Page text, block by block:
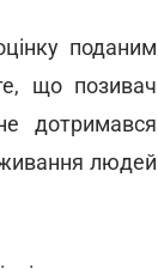
поданим
що позивач
дотримався
людей